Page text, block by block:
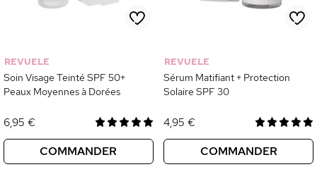
REVUELE
Soin Visage Teinté SPF 50+
Peaux Moyennes à Dorées
6,95 €
COMMANDER
REVUELE
Sérum Matifiant + Protection
Solaire SPF 30
4,95 €
COMMANDER